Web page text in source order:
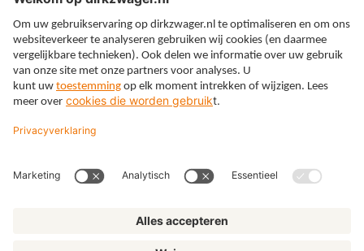
Expertises
Thema’s